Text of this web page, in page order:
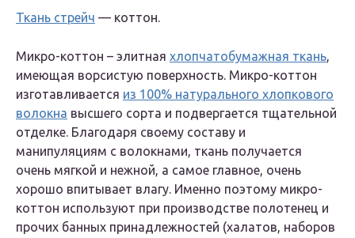
Ткань стрейч — коттон.
Микро-коттон – элитная хлопчатобумажная ткань,
имеющая ворсистую поверхность. Микро-коттон
изготавливается из 100% натурального хлопкового
волокна высшего сорта и подвергается тщательной
отделке. Благодаря своему составу и
манипуляциям с волокнами, ткань получается
очень мягкой и нежной, а самое главное, очень
хорошо впитывает влагу. Именно поэтому микро-
коттон используют при производстве полотенец и
прочих банных принадлежностей (халатов, наборов